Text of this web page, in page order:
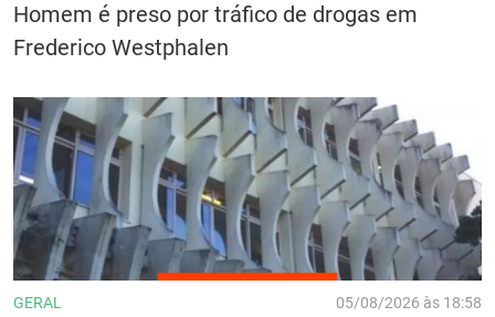
Homem é preso por tráfico de drogas em
Frederico Westphalen
GERAL 05/08/2026 às 18:58